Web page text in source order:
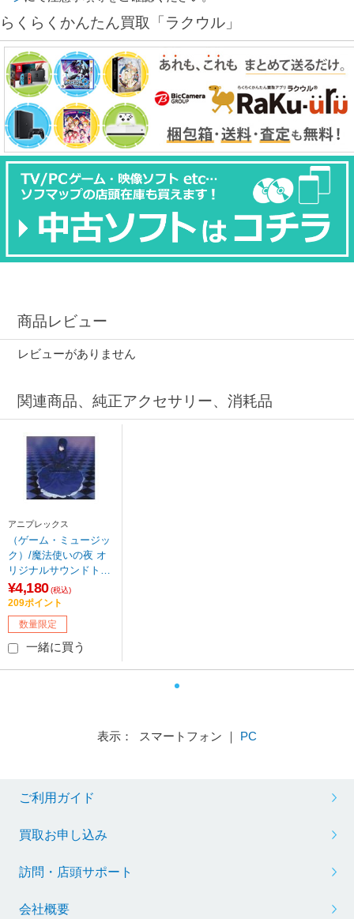
らくらくかんたん買取「ラクウル」
商品レビュー
レビューがありません
関連商品、純正アクセサリー、消耗品
アニプレックス
（ゲーム・ミュージッ
ク）/魔法使いの夜 オ
リジナルサウンドトラ
ック 【CD】 ［(ゲー
ム・ミュージック) /C
D］ 【sof001】
¥4,180 (税込)
209ポイント
数量限定
一緒に買う
表示： スマートフォン ｜ PC
ご利用ガイド
買取お申し込み
訪問・店頭サポート
会社概要